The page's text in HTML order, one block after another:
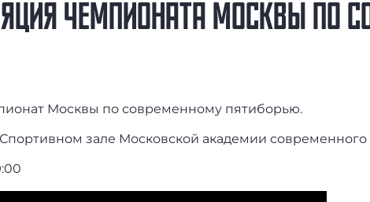
ЧЕМПИОНАТА МОСКВЫ ПО
Москвы по современному пятиборью.
зале Московской академии современного